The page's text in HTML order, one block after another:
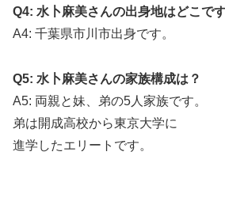
Q4: 水卜麻美さんの出身地はどこで
A4: 千葉県市川市出身です。
Q5: 水卜麻美さんの家族構成は？
A5: 両親と妹、弟の5人家族です。
弟は開成高校から東京大学に
進学したエリートです。